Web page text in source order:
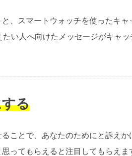
、スマートウォッチを使ったキャ
い人へ向けたメッセージがキャ
る
ことで、あなたのためにと訴えか
ってもらえると注目してもらえま